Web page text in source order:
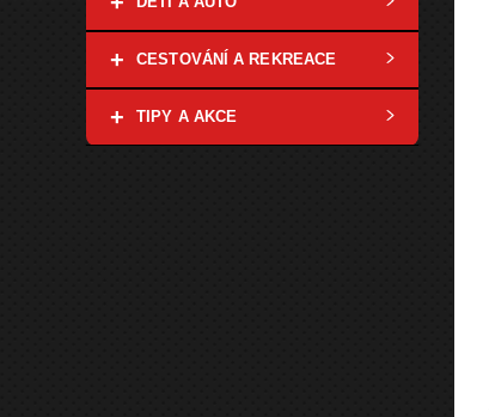
+ CESTOVÁNÍ A REKREACE
+ TIPY A AKCE